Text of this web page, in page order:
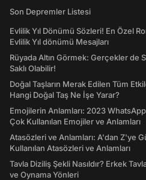
Son Depremler Listesi
Evlilik Yıl Dönümü Sözleri! En Özel
Evlilik Yıl dönümü Mesajları
Rüyada Altın Görmek: Gerçekler de
Saklı Olabilir!
Doğal Taşların Merak Edilen Tüm
Hangi Doğal Taş Ne İşe Yarar?
Emojilerin Anlamları: 2023
Çok Kullanılan Emojiler ve Anlamları
Atasözleri ve Anlamları: A'dan Z'ye
Kullanılan Atasözleri ve Anlamları
Tavla Diziliş Şekli Nasıldır? Erkek
ve Oynama Yönleri